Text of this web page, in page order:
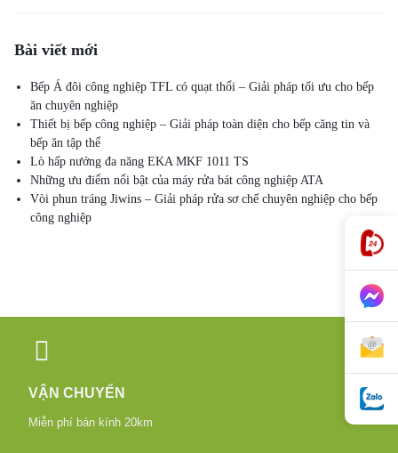
Bài viết mới
Bếp Á đôi công nghiệp TFL có quạt thổi – Giải pháp tối ưu cho bếp
ăn chuyên nghiệp
Thiết bị bếp công nghiệp – Giải pháp toàn diện cho bếp căng tin và
bếp ăn tập thể
Lò hấp nướng đa năng EKA MKF 1011 TS
Những ưu điểm nổi bật của máy rửa bát công nghiệp ATA
Vòi phun tráng Jiwins – Giải pháp rửa sơ chế chuyên nghiệp cho bếp
công nghiệp
VẬN CHUYỂN
Miễn phí bán kính 20km